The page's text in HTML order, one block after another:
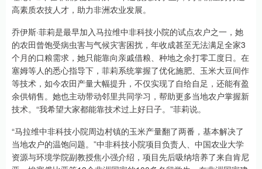
高素质农技人才，助力非洲农业发展。
乔伊斯·菲莉是最早加入马拉维中非科技小院的试点农户之一，她
的农田曾饱受病虫害与气候灾害困扰，年收成甚至无法满足全家3
个月的口粮需求，她只能靠向亲戚借粮、种地之余打零工度日。在
塞姆等人的悉心指导下，菲莉系统掌握了优化施肥、玉米大豆间作
等技术，如今农田产量大幅提升，不仅实现了自给自足，还能有盈
余供销售。她也主动带动邻里共同学习，帮助更多当地农户掌握新
技术。“我希望大家都能靠技术过上好日子。”菲莉说。
“马拉维中非科技小院周边村镇的玉米产量翻了两番，基本解决了
当地农户的温饱问题。”中非科技小院项目负责人、中国农业大学
资源与环境学院副教授焦小强介绍，项目先后吸纳培养了来自肯尼